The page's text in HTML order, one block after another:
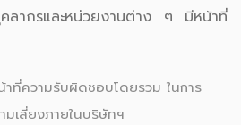
ลากรและหน่วยงานต่าง ๆ มีหน้าที่
ที่ความรับผิดชอบโดยรวม ในการ
มเสี่ยงภายในบริษัทฯ